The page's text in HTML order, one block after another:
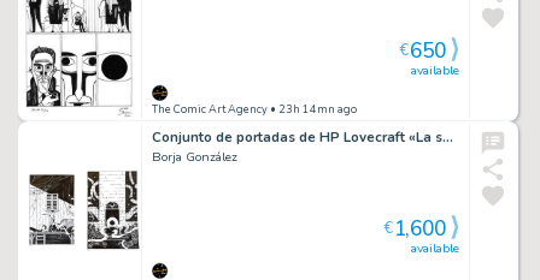
The Comic Art Agency • 23h 14mn ago
available
€650
Conjunto de portadas de HP Lovecraft «La sombra sobre Innsmouth» y «Libro de lugares comunes».
Borja González
available
€1,600